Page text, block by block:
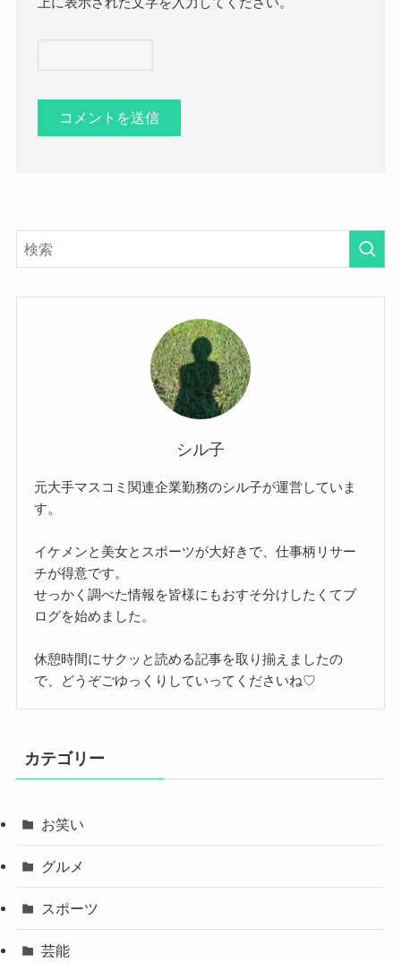
シル子
元大手マスコミ関連企業勤務のシル子が運営していま
す。
イケメンと美女とスポーツが大好きで、仕事柄リサー
チが得意です。
せっかく調べた情報を皆様にもおすそ分けしたくてブ
ログを始めました。
休憩時間にサクッと読める記事を取り揃えましたの
で、どうぞごゆっくりしていってくださいね♡
カテゴリー
お笑い
グルメ
スポーツ
芸能